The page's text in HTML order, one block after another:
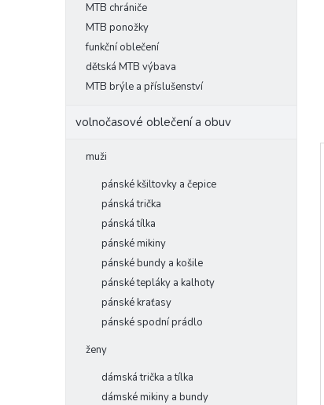
MTB chrániče
MTB ponožky
funkční oblečení
dětská MTB výbava
MTB brýle a příslušenství
volnočasové oblečení a obuv
muži
pánské kšiltovky a čepice
pánská trička
pánská tílka
pánské mikiny
pánské bundy a košile
pánské tepláky a kalhoty
pánské kraťasy
pánské spodní prádlo
ženy
dámská trička a tílka
dámské mikiny a bundy